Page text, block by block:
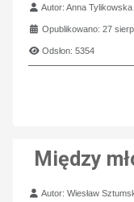
Szczegóły
Autor:Anna Tylikowska
Opublikowano: 27
Odsłon: 5354
Między
Szczegóły
Autor:Wiesław